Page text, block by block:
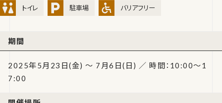
トイレ 駐車場 バリアフリー
期間
2025年5月23日(金) ～ 7月6日(日) ／ 時間：10:00～1
7:00